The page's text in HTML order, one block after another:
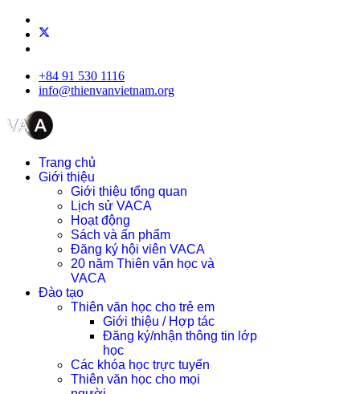
+84 91 530 1116
info@thienvanvietnam.org
Trang chủ
Giới thiệu
Giới thiệu tổng quan
Lịch sử VACA
Hoạt động
Sách và ấn phẩm
Đăng ký hội viên VACA
20 năm Thiên văn học và
VACA
Đào tạo
Thiên văn học cho trẻ em
Giới thiệu / Hợp tác
Đăng ký/nhận thông tin lớp
học
Các khóa học trực tuyến
Thiên văn học cho mọi